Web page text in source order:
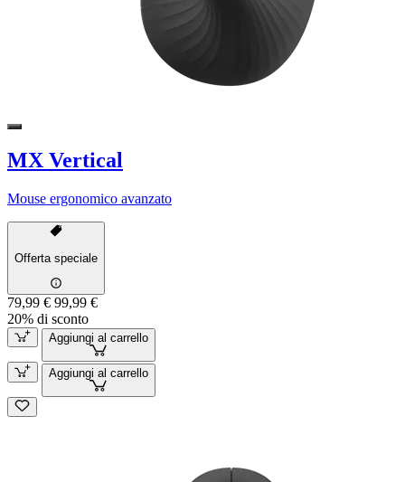
MX Vertical
Mouse ergonomico avanzato
Offerta speciale
79,99 € 99,99 €
20% di sconto
Aggiungi al carrello
Aggiungi al carrello